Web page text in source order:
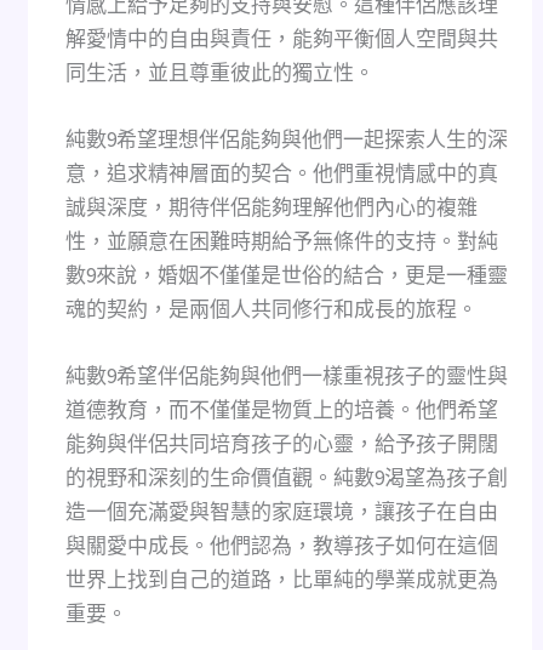
解愛情中的自由與責任，能夠平衡個人空間與共
同生活，並且尊重彼此的獨立性。
純數9希望理想伴侶能夠與他們一起探索人生的深
意，追求精神層面的契合。他們重視情感中的真
誠與深度，期待伴侶能夠理解他們內心的複雜
性，並願意在困難時期給予無條件的支持。對純
數9來說，婚姻不僅僅是世俗的結合，更是一種靈
魂的契約，是兩個人共同修行和成長的旅程。
純數9希望伴侶能夠與他們一樣重視孩子的靈性與
道德教育，而不僅僅是物質上的培養。他們希望
能夠與伴侶共同培育孩子的心靈，給予孩子開闊
的視野和深刻的生命價值觀。純數9渴望為孩子創
造一個充滿愛與智慧的家庭環境，讓孩子在自由
與關愛中成長。他們認為，教導孩子如何在這個
世界上找到自己的道路，比單純的學業成就更為
重要。